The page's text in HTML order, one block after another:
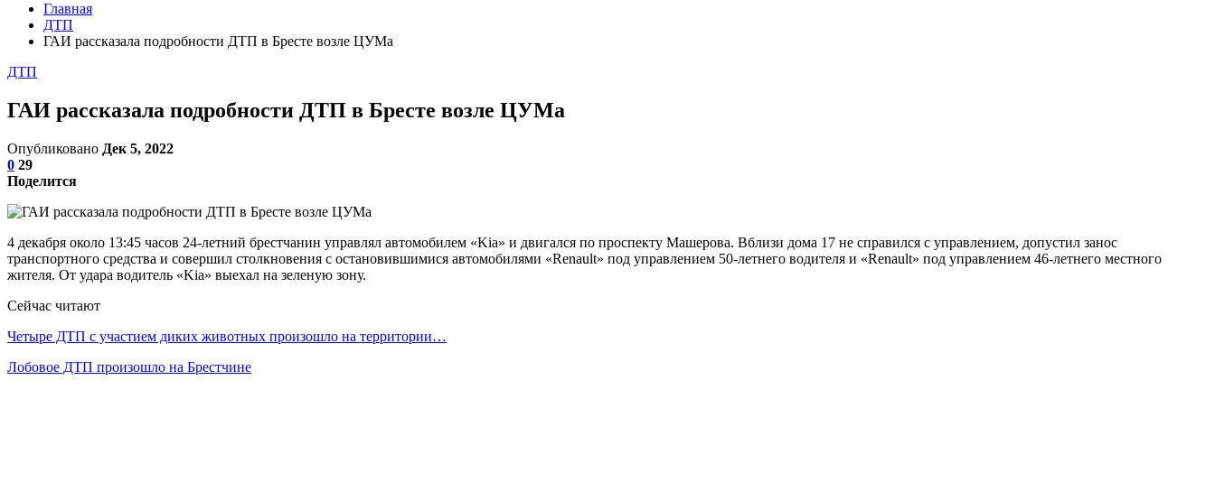
Главная
ДТП
ГАИ рассказала подробности ДТП в Бресте возле ЦУМа
ДТП
ГАИ рассказала подробности ДТП в Бресте возле ЦУМа
Опубликовано Дек 5, 2022
0 29
Поделится
4 декабря около 13:45 часов 24-летний брестчанин управлял автомобилем «Kia» и двигался по проспекту Машерова. Вблизи дома 17 не справился с управлением, допустил занос
транспортного средства и совершил столкновения с остановившимися автомобилями «Renault» под управлением 50-летнего водителя и «Renault» под управлением 46-летнего местного
жителя. От удара водитель «Kia» выехал на зеленую зону.
Сейчас читают
Четыре ДТП с участием диких животных произошло на территории…
Лобовое ДТП произошло на Брестчине